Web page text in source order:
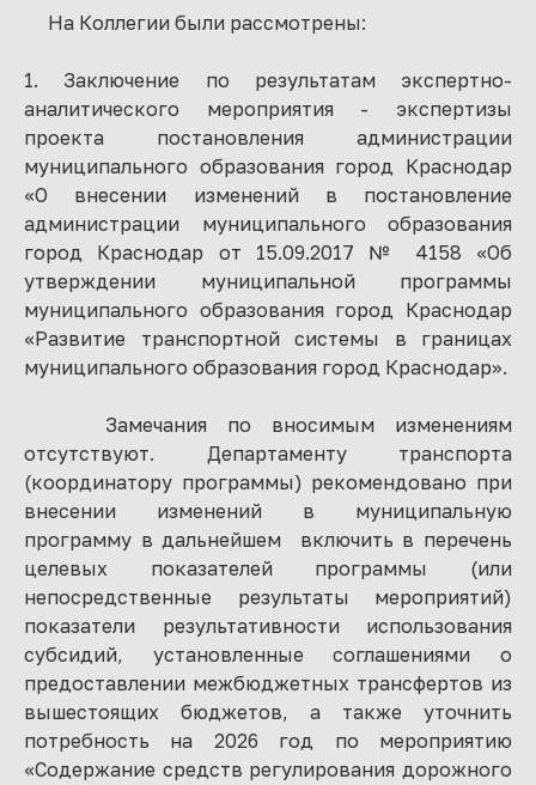
На Коллегии были рассмотрены:
1. Заключение по результатам экспертно-
аналитического мероприятия - экспертизы
проекта постановления администрации
муниципального образования город Краснодар
«О внесении изменений в постановление
администрации муниципального образования
город Краснодар от 15.09.2017 № 4158 «Об
утверждении муниципальной программы
муниципального образования город Краснодар
«Развитие транспортной системы в границах
муниципального образования город Краснодар».
Замечания по вносимым изменениям
отсутствуют. Департаменту транспорта
(координатору программы) рекомендовано при
внесении изменений в муниципальную
программу в дальнейшем включить в перечень
целевых показателей программы (или
непосредственные результаты мероприятий)
показатели результативности использования
субсидий, установленные соглашениями о
предоставлении межбюджетных трансфертов из
вышестоящих бюджетов, а также уточнить
потребность на 2026 год по мероприятию
«Содержание средств регулирования дорожного